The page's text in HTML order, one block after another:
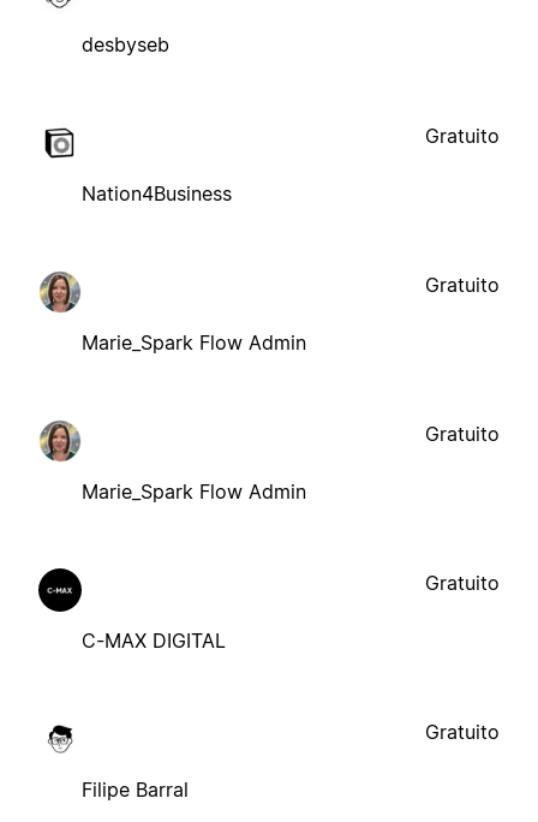
desbyseb
Nation4Business
Gratuito
Marie_Spark Flow Admin
Gratuito
Marie_Spark Flow Admin
Gratuito
C-MAX DIGITAL
Gratuito
Filipe Barral
Gratuito